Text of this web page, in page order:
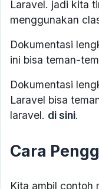
Laravel. jadi kita
menggunakan
Dokumentasi
ini bisa teman-
Dokumentasi
Laravel bisa
laravel. di sini.
Cara
Kita ambil contoh